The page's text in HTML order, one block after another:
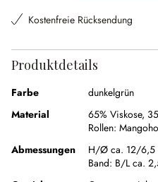
Kostenfreie Rücksendung
Produktdetails
Farbe
dunkelgrün
Material
65% Viskose,
Rollen:
Abmessungen
H/Ø ca. 12/6,5
Band: B/L ca.